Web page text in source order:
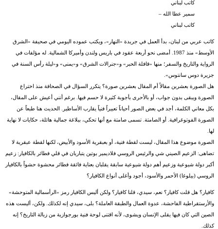
سمير عطا الله –
كاتب لبناني
كاتب عربي من لبنان، بدأ العمل في جريدة «النهار»، ويكتب عموده اليومي في صحيفة «الشرق
الأوسط» منذ 1987. أمضى نحو أربعة عقود في باريس ولندن وأميركا الشمالية. له مؤلفات في
الرواية والتاريخ والسفر؛ منها «قافلة الحبر» و«جنرالات الشرق» و«يمنى» و«ليلة رأس السنة في
جزيرة دوس سانتوس».
هل الصورة بعشرين مقالاً أم المقال بعشرين صورة؟ يتكرر السؤال في الصحافة منذ اختراع
الصورة ويبقى بدون جواب، أو بالأحرى بأجوبة كثيرة لا حسم فيها. برغم أنني أعيش على المقال،
بكل معاني الكلمة، أجد في بعض الصور أحياناً تعبيراً فنياً يقارب الأساطير. الحديث هنا طبعاً عن
الصورة الفوتوغرافية. أو الصامتة. تسمى صامتة مع أنها تحكي، ببلاغة جمالية هائلة، حكايات لا نهاية
لها.
الصورة موضوع هذا المقال، ليست لقطة فنية، أو بعبقرية الأسود والأبيض، لكنها لقطة عبقرية لا
تضاهى: الزعيم الصيني شي والرئيس الروسي فلاديمير بوتين يتباريان في قلي فطائر بالكافيار: زعيم
أكبر دولة شيوعية وزعيم أهم دولة شيوعية سابقة يقلبان بعناية فائقة فطائر محشوة حشواً بالكافيار
الروسي (بيلوغا) الأحمر والأسود، أجود وأغلى أنواع الكافيار؟
كافيار؟ هل قلت كافيار؟ نعم، سيدي، قلنا كافيار؟ ولكن أليس الكافيار رمز «الرأسمالية المتوحشة»
والأرستقراطية الفاحشة، عدوة العمال والطبقة العاملة؟ بلى، سيدي إنه لكذلك. ولكن، أليست هذه
الصين التي كان فيها يقلى الإنسان ويشوى، لأنه اقتنى لوحة فنية بورجوازية من زبالة التاريخ؟ إنه
كذلك.